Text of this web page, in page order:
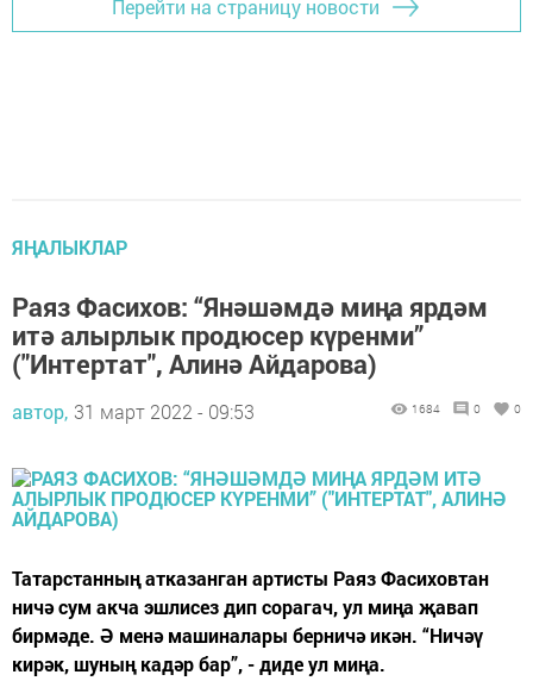
Перейти на страницу новости
ЯҢАЛЫКЛАР
Раяз Фасихов: “Янәшәмдә миңа ярдәм
итә алырлык продюсер күренми”
("Интертат", Алинә Айдарова)
автор, 31 март 2022 - 09:53 1684 0 0
Татарстанның атказанган артисты Раяз Фасиховтан
ничә сум акча эшлисез дип сорагач, ул миңа җавап
бирмәде. Ә менә машиналары берничә икән. “Ничәү
кирәк, шуның кадәр бар”, - диде ул миңа.